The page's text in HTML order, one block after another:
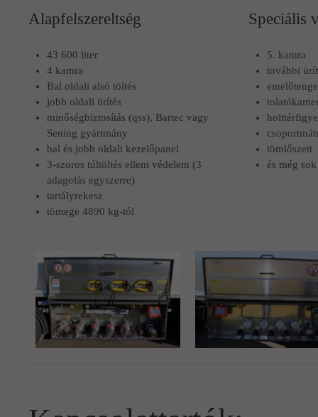
Alapfelszereltség
43 600 liter
4 kamra
Bal oldali alsó töltés
jobb oldali ürítés
minőségbiztosítás (qss), Bartec vagy
Sening gyártmány
bal és jobb oldali kezelőpanel
3-szoros túltöltés elleni védelem (3
adagolás egyszerre)
tartályrekesz
tömege 4890 kg-tól
Speciális
5. kamra
további
tömlőszett
és még